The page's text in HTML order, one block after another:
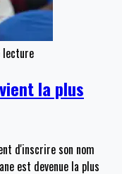
lecture
la plus
d'inscrire son nom
est devenue la plus